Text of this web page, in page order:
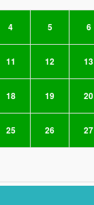
4 5 6
11 12 13
18 19 20
25 26 27